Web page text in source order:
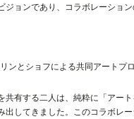
ジョンであり、コラボレーショ
ンとショフによる共同アートプ
共有する二人は、純粋に「アー
出してきました。このコラボレ